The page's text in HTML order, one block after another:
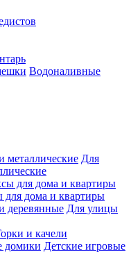
Водоналивные
Для
для дома и квартиры
Для улицы
и качели
Детские игровые